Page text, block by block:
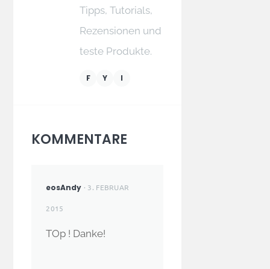
Tipps, Tutorials,
Rezensionen und
teste Produkte.
F Y I
KOMMENTARE
eosAndy · 3. FEBRUAR
2015
TOp ! Danke!